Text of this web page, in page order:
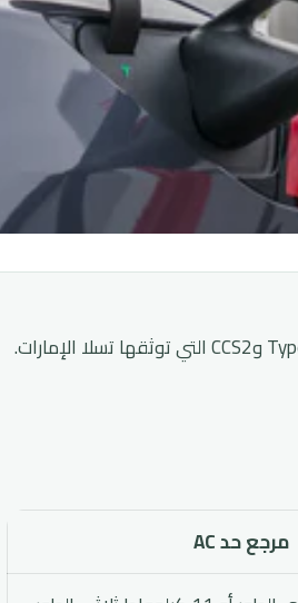
تستخدم Tesla Model Y الخليجية والإماراتية منظومة Type 2 وCCS2 التي توثقها تسلا الإمارات.
مرجع حد AC